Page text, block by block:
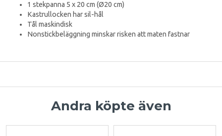
1 stekpanna 5 x 20 cm (Ø20 cm)
Kastrullocken har sil-hål
Tål maskindisk
Nonstickbeläggning minskar risken att maten fastnar
Andra köpte även